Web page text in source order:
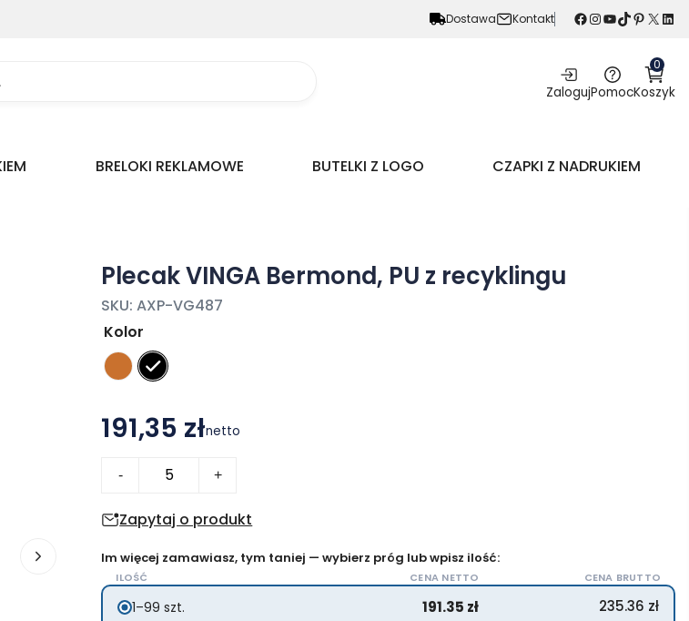
Dostawa Kontakt Facebook InstagramYouTube TikTok Pinterest X LinkedIn
ZalogujPomoc
0
Koszyk
BRELOKI REKLAMOWE BUTELKI Z LOGO CZAPKI Z NADRUKIEM
Plecak VINGA Bermond, PU z recyklingu
SKU:AXP-VG487
Kolor
191,35 złnetto
-
VINGA
PU
z
recyklingu
+
Zapytaj o produkt
Im więcej zamawiasz, tym taniej — wybierz próg lub wpisz ilość:
ILOŚĆ CENA NETTO CENA BRUTTO
1–99 szt. 191.35 zł 235.36 zł